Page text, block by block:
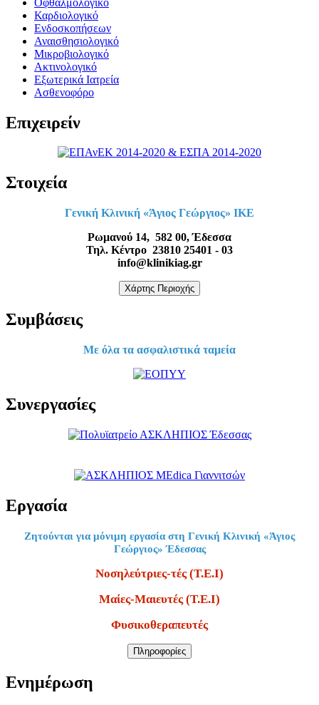
Καρδιολογικό
Ενδοσκοπήσεων
Αναισθησιολογικό
Μικροβιολογικό
Ακτινολογικό
Εξωτερικά Ιατρεία
Ασθενοφόρο
Επιχειρείν
Στοιχεία
Γενική Κλινική «Άγιος Γεώργιος» ΙΚΕ
Ρωμανού 14, 582 00, Έδεσσα
Τηλ. Κέντρο 23810 25401 - 03
info@klinikiag.gr
Χάρτης Περιοχής
Συμβάσεις
Με όλα τα ασφαλιστικά ταμεία
Συνεργασίες
Εργασία
Ζητούνται για μόνιμη εργασία στη Γενική Κλινική «Άγιος
Γεώργιος» Έδεσσας
Νοσηλεύτριες-τές (Τ.Ε.Ι)
Μαίες-Μαιευτές (Τ.Ε.Ι)
Φυσικοθεραπευτές
Πληροφορίες
Ενημέρωση